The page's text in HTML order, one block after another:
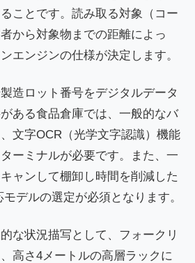
ことです。読み取る対象（コー
から対象物までの距離によっ
エンジンの仕様が決定します。
造ロット番号をデジタルデータ
ある食品倉庫では、一般的なバ
文字OCR（光学文字認識）機能
ーミナルが必要です。また、一
ャンして棚卸し時間を削減した
デルの選定が必須となります。
な状況描写として、フォークリ
高さ4メートルの高層ラックに